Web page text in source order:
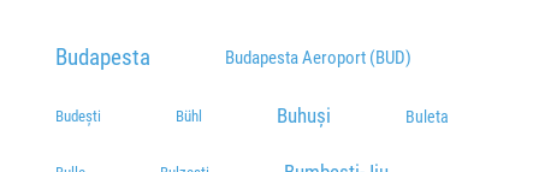
Budapesta Budapesta Aeroport (BUD)
Budești Bühl Buhuși Buleta